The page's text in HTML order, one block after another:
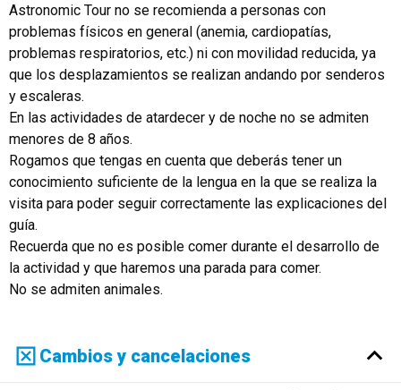
Astronomic Tour no se recomienda a personas con
problemas físicos en general (anemia, cardiopatías,
problemas respiratorios, etc.) ni con movilidad reducida, ya
que los desplazamientos se realizan andando por senderos
y escaleras.
En las actividades de atardecer y de noche no se admiten
menores de 8 años.
Rogamos que tengas en cuenta que deberás tener un
conocimiento suficiente de la lengua en la que se realiza la
visita para poder seguir correctamente las explicaciones del
guía.
Recuerda que no es posible comer durante el desarrollo de
la actividad y que haremos una parada para comer.
No se admiten animales.
Cambios y cancelaciones